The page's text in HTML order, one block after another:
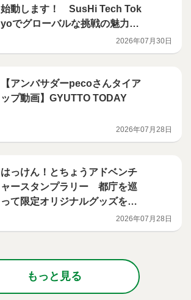
始動します！ SusHi Tech Tok
yoでグローバルな挑戦の魅力を
2026年07月30日
【アンバサダーpecoさんタイア
ップ動画】GYUTTO TODAY
2026年07月28日
はっけん！とちょうアドベンチ
ャースタンプラリー 都庁を巡
って限定オリジナルグッズをゲ
2026年07月28日
もっと見る